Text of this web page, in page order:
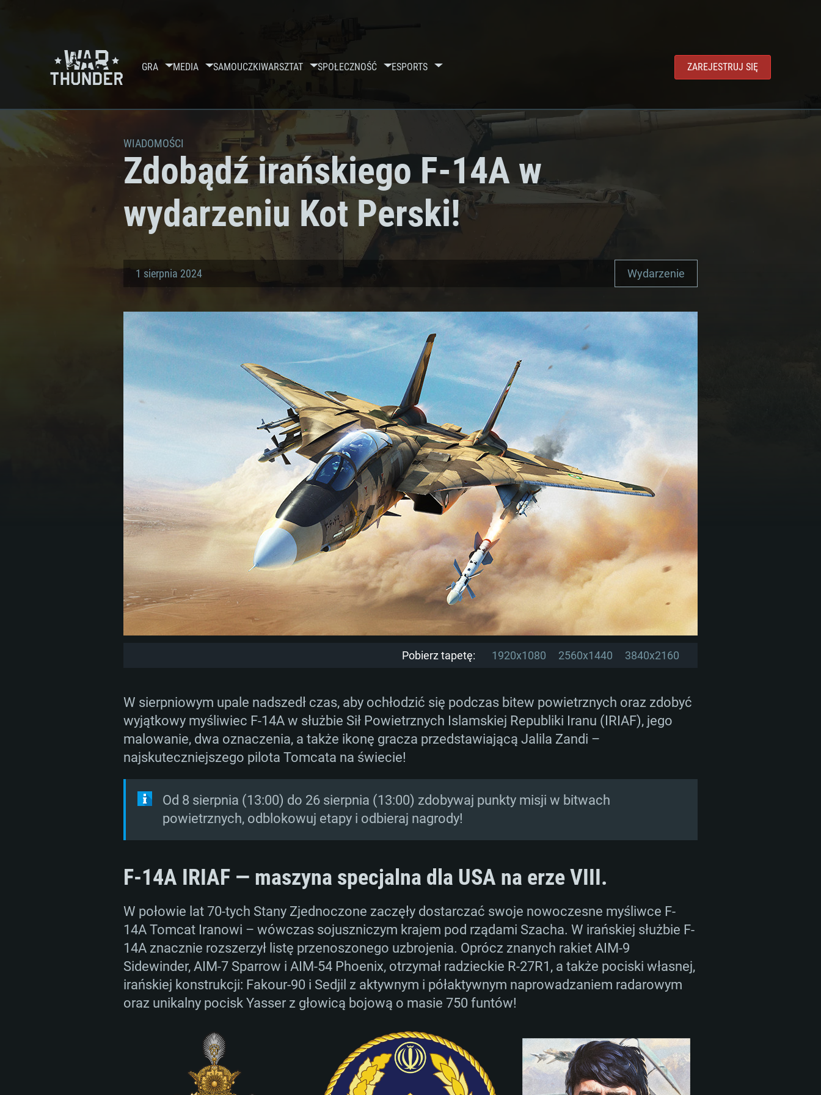
GRA MEDIA SAMOUCZKIWARSZTAT SPOŁECZNOŚĆ ESPORTS ZAREJESTRUJ SIĘ
WIADOMOŚCI
Zdobądź irańskiego F-14A w
wydarzeniu Kot Perski!
1 sierpnia 2024 Wydarzenie
Pobierz tapetę: 1920x1080 2560x1440 3840x2160
W sierpniowym upale nadszedł czas, aby ochłodzić się podczas bitew powietrznych oraz zdobyć
wyjątkowy myśliwiec F-14A w służbie Sił Powietrznych Islamskiej Republiki Iranu (IRIAF), jego
malowanie, dwa oznaczenia, a także ikonę gracza przedstawiającą Jalila Zandi –
najskuteczniejszego pilota Tomcata na świecie!
Od 8 sierpnia (13:00) do 26 sierpnia (13:00) zdobywaj punkty misji w bitwach
powietrznych, odblokowuj etapy i odbieraj nagrody!
F-14A IRIAF — maszyna specjalna dla USA na erze VIII.
W połowie lat 70-tych Stany Zjednoczone zaczęły dostarczać swoje nowoczesne myśliwce F-
14A Tomcat Iranowi – wówczas sojuszniczym krajem pod rządami Szacha. W irańskiej służbie F-
14A znacznie rozszerzył listę przenoszonego uzbrojenia. Oprócz znanych rakiet AIM-9
Sidewinder, AIM-7 Sparrow i AIM-54 Phoenix, otrzymał radzieckie R-27R1, a także pociski własnej,
irańskiej konstrukcji: Fakour-90 i Sedjil z aktywnym i półaktywnym naprowadzaniem radarowym
oraz unikalny pocisk Yasser z głowicą bojową o masie 750 funtów!